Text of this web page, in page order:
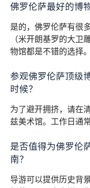
佛罗伦萨最好的博
是的，佛罗伦萨有很
（米开朗基罗的大卫
物馆都是不错的选择。
参观佛罗伦萨顶级
时候？
为了避开拥挤，请在
兹美术馆。工作日通
是否值得为佛罗伦
南？
导游可以提供历史背